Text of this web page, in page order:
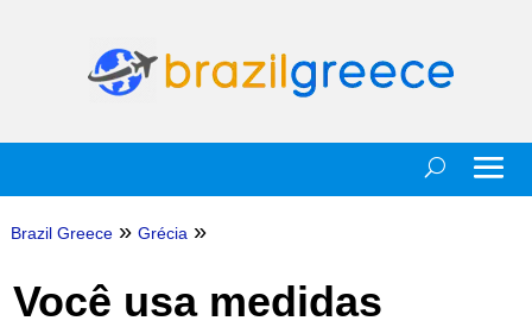
Brazil Greece » Grécia »
Você usa medidas